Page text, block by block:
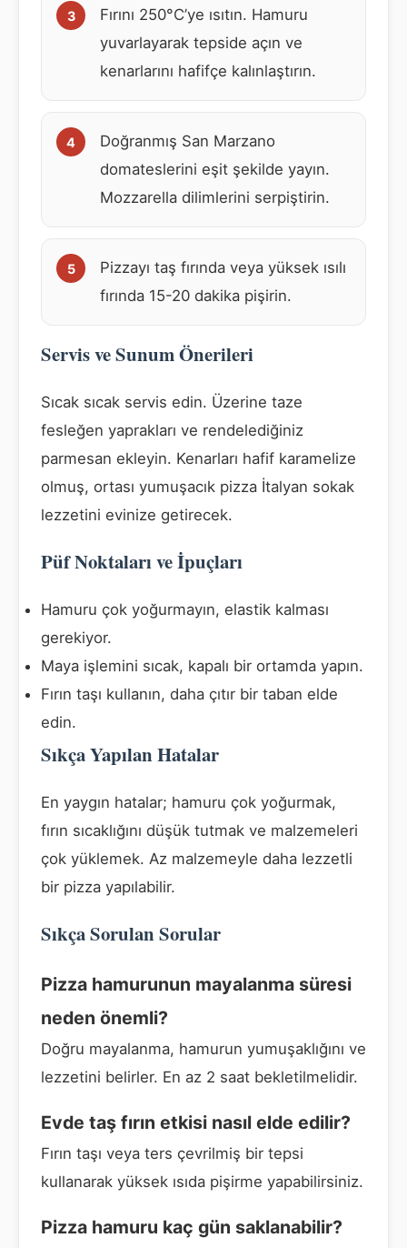
Fırını 250°C’ye ısıtın. Hamuru
yuvarlayarak tepside açın ve
kenarlarını hafifçe kalınlaştırın.
Doğranmış San Marzano
domateslerini eşit şekilde yayın.
Mozzarella dilimlerini serpiştirin.
Pizzayı taş fırında veya yüksek ısılı
fırında 15-20 dakika pişirin.
Servis ve Sunum Önerileri
Sıcak sıcak servis edin. Üzerine taze
fesleğen yaprakları ve rendelediğiniz
parmesan ekleyin. Kenarları hafif karamelize
olmuş, ortası yumuşacık pizza İtalyan sokak
lezzetini evinize getirecek.
Püf Noktaları ve İpuçları
Hamuru çok yoğurmayın, elastik kalması
gerekiyor.
Maya işlemini sıcak, kapalı bir ortamda yapın.
Fırın taşı kullanın, daha çıtır bir taban elde
edin.
Sıkça Yapılan Hatalar
En yaygın hatalar; hamuru çok yoğurmak,
fırın sıcaklığını düşük tutmak ve malzemeleri
çok yüklemek. Az malzemeyle daha lezzetli
bir pizza yapılabilir.
Sıkça Sorulan Sorular
Pizza hamurunun mayalanma süresi
neden önemli?
Doğru mayalanma, hamurun yumuşaklığını ve
lezzetini belirler. En az 2 saat bekletilmelidir.
Evde taş fırın etkisi nasıl elde edilir?
Fırın taşı veya ters çevrilmiş bir tepsi
kullanarak yüksek ısıda pişirme yapabilirsiniz.
Pizza hamuru kaç gün saklanabilir?